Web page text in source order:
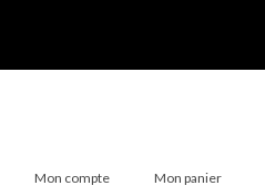
Mon compte Mon panier